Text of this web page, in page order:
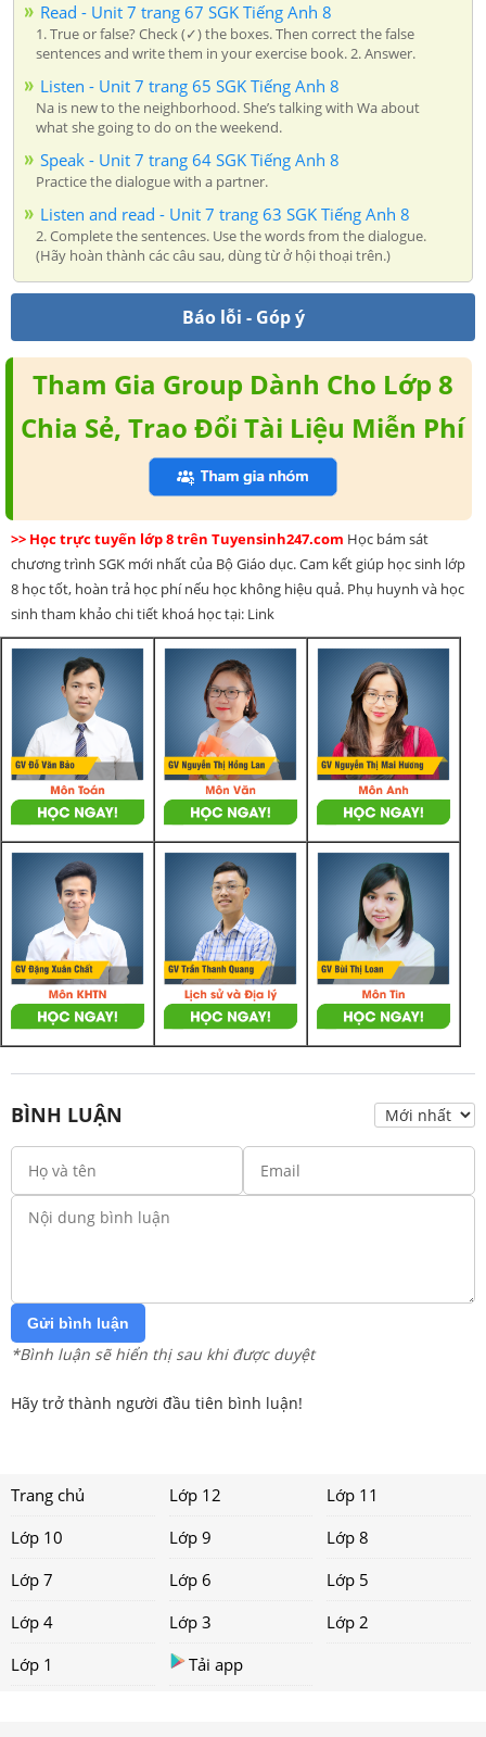
Read - Unit 7 trang 67 SGK Tiếng Anh 8
1. True or false? Check (✓) the boxes. Then correct the false
sentences and write them in your exercise book. 2. Answer.
Listen - Unit 7 trang 65 SGK Tiếng Anh 8
Na is new to the neighborhood. She’s talking with Wa about
what she going to do on the weekend.
Speak - Unit 7 trang 64 SGK Tiếng Anh 8
Practice the dialogue with a partner.
Listen and read - Unit 7 trang 63 SGK Tiếng Anh 8
2. Complete the sentences. Use the words from the dialogue.
(Hãy hoàn thành các câu sau, dùng từ ở hội thoại trên.)
Báo lỗi - Góp ý
Tham Gia Group Dành Cho Lớp 8
Chia Sẻ, Trao Đổi Tài Liệu Miễn Phí
>> Học trực tuyến lớp 8 trên Tuyensinh247.com Học bám sát
chương trình SGK mới nhất của Bộ Giáo dục. Cam kết giúp học sinh lớp
8 học tốt, hoàn trả học phí nếu học không hiệu quả. Phụ huynh và học
sinh tham khảo chi tiết khoá học tại: Link
BÌNH LUẬN
Gửi bình luận
*Bình luận sẽ hiển thị sau khi được duyệt
Hãy trở thành người đầu tiên bình luận!
Trang chủ Lớp 12
Lớp 11
Lớp 10
Lớp 9
Lớp 8
Lớp 7
Lớp 6
Lớp 5
Lớp 4
Lớp 3
Lớp 2
Lớp 1
Tải app